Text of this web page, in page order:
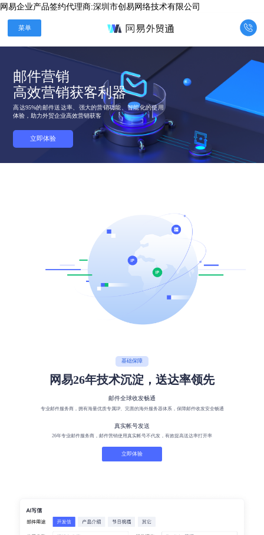
网易企业产品签约代理商:深圳市创易网络技术有限公司
菜单 
邮件营销
高效营销获客利器
高达95%的邮件送达率、强大的营销功能、智能化的使用
体验，助力外贸企业高效营销获客​
立即体验
基础保障
网易26年技术沉淀，送达率领先
邮件全球收发畅通
专业邮件服务商，拥有海量优质专属IP、完善的海外服务器体系，保障邮件收发安全畅通
真实帐号发送
26年专业邮件服务商，邮件营销使用真实帐号不代发，有效提高送达率打开率
立即体验